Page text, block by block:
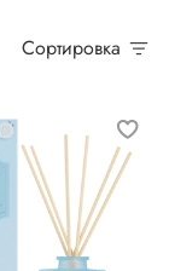
Сортировка